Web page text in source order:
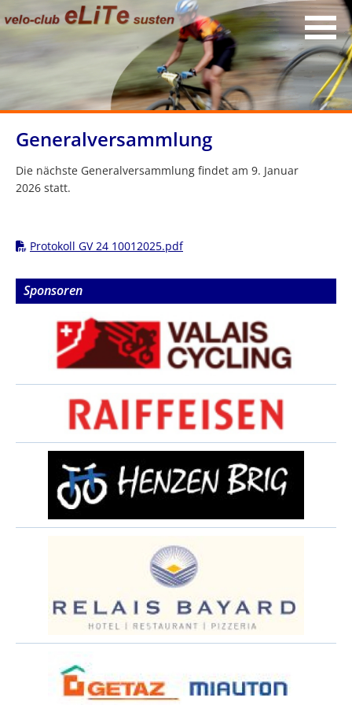
Generalversammlung
Die nächste Generalversammlung findet am 9. Januar
2026 statt.
Protokoll GV 24 10012025.pdf
Sponsoren